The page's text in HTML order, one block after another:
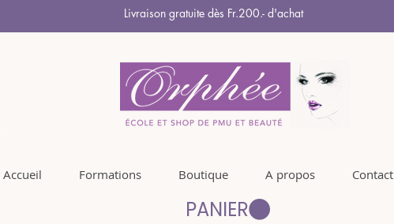
Livraison gratuite dès Fr.200.- d'achat
Accueil Formations Boutique A propos Contact
PANIER